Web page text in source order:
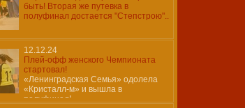
быть! Вторая же путевка в
полуфинал достается "Степстрою"..
12.12.24
Плей-офф женского Чемпионата
стартовал!
«Ленинградская Семья» одолела
«Кристалл-м» и вышла в
полуфинал!